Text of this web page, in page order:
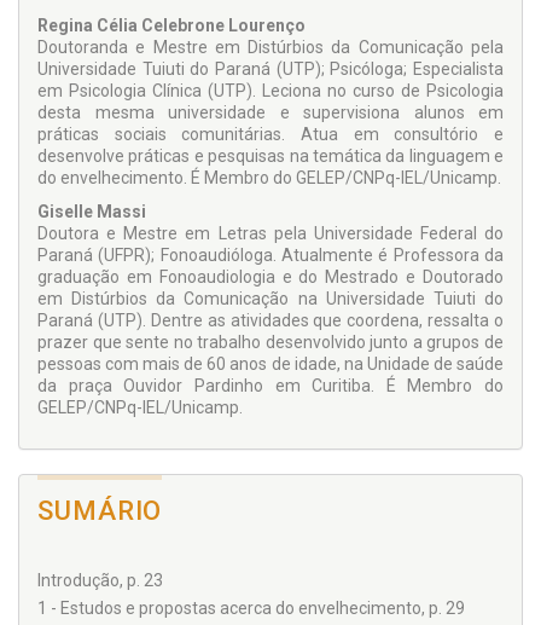
Regina Célia Celebrone Lourenço
Doutoranda e Mestre em Distúrbios da Comunicação pela
Universidade Tuiuti do Paraná (UTP); Psicóloga; Especialista
em Psicologia Clínica (UTP). Leciona no curso de Psicologia
desta mesma universidade e supervisiona alunos em
práticas sociais comunitárias. Atua em consultório e
desenvolve práticas e pesquisas na temática da linguagem e
do envelhecimento. É Membro do GELEP/CNPq-IEL/Unicamp.
Giselle Massi
Doutora e Mestre em Letras pela Universidade Federal do
Paraná (UFPR); Fonoaudióloga. Atualmente é Professora da
graduação em Fonoaudiologia e do Mestrado e Doutorado
em Distúrbios da Comunicação na Universidade Tuiuti do
Paraná (UTP). Dentre as atividades que coordena, ressalta o
prazer que sente no trabalho desenvolvido junto a grupos de
pessoas com mais de 60 anos de idade, na Unidade de saúde
da praça Ouvidor Pardinho em Curitiba. É Membro do
GELEP/CNPq-IEL/Unicamp.
SUMÁRIO
Introdução, p. 23
1 - Estudos e propostas acerca do envelhecimento, p. 29